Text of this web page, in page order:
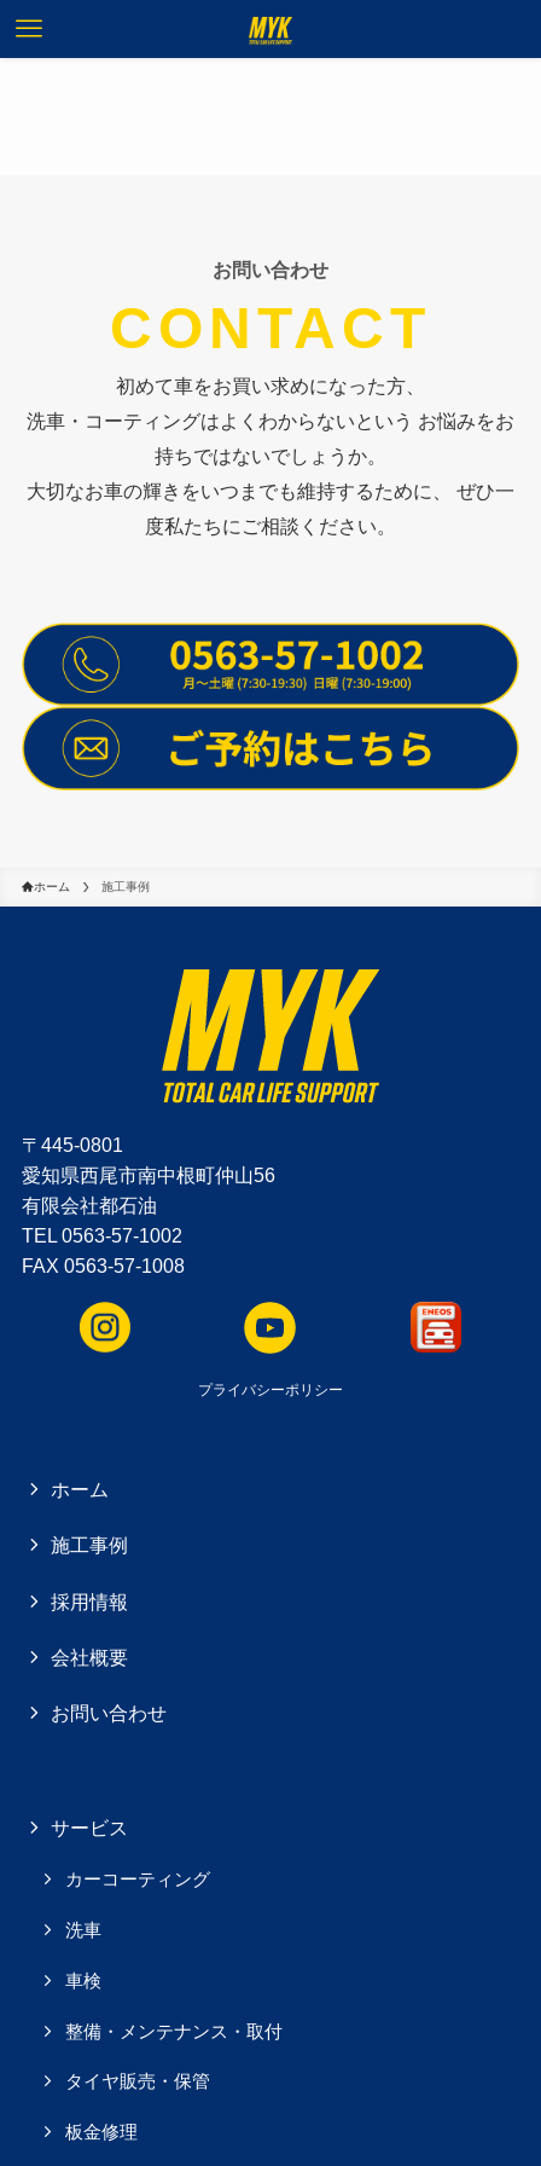
お問い合わせ
CONTACT
初めて車をお買い求めになった方、
洗車・コーティングはよくわからないという お悩みをお
持ちではないでしょうか。
大切なお車の輝きをいつまでも維持するために、 ぜひ一
度私たちにご相談ください。
ホーム 施工事例
〒445-0801
愛知県西尾市南中根町仲山56
有限会社都石油
TEL 0563-57-1002
FAX 0563-57-1008
プライバシーポリシー
ホーム
施工事例
採用情報
会社概要
お問い合わせ
サービス
カーコーティング
洗車
車検
整備・メンテナンス・取付
タイヤ販売・保管
板金修理